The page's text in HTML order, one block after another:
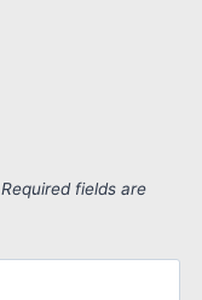
Required fields are